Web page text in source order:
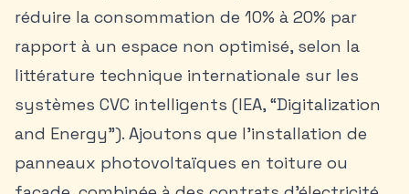
réduire la consommation de 10% à 20% par
rapport à un espace non optimisé, selon la
littérature technique internationale sur les
systèmes CVC intelligents (IEA, “Digitalization
and Energy”). Ajoutons que l’installation de
panneaux photovoltaïques en toiture ou